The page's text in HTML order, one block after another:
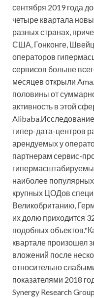
сентября 2019 года
четыре квартала
разных странах,
США, Гонконге,
операторов
сервисов больше
месяцев открыли
половины от
активность в этой
гипер-дата-центров
арендуемых у
партнерам сервис-
наиболее
крупных ЦОДов
Великобританию,
их долю приходится
подобных
квартале произошел
вложений после
относительно
показателями 2018
Synergy Research